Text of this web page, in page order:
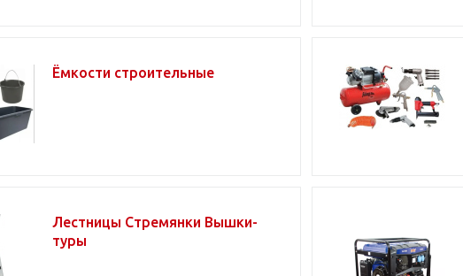
Ёмкости строительные
Лестницы Стремянки Вышки-
туры